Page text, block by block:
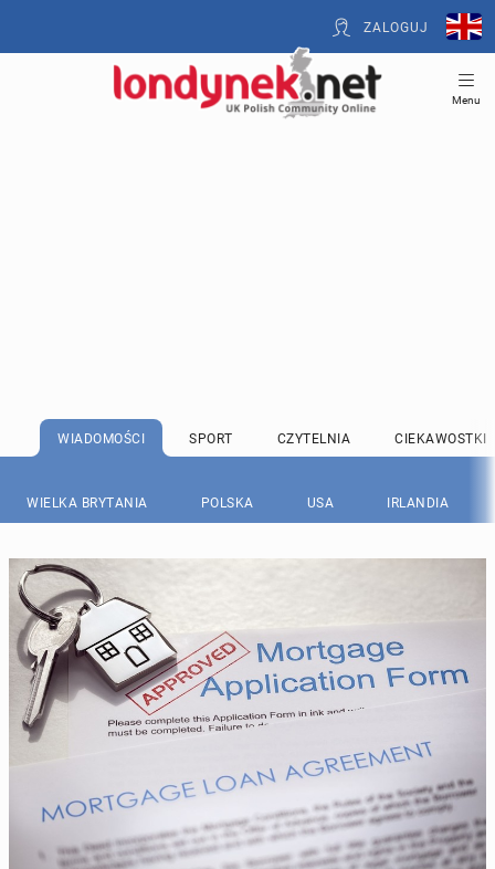
ZALOGUJ
Menu
WIADOMOŚCI SPORT CZYTELNIA CIEKAWOSTKI
WIELKA BRYTANIA POLSKA USA IRLANDIA